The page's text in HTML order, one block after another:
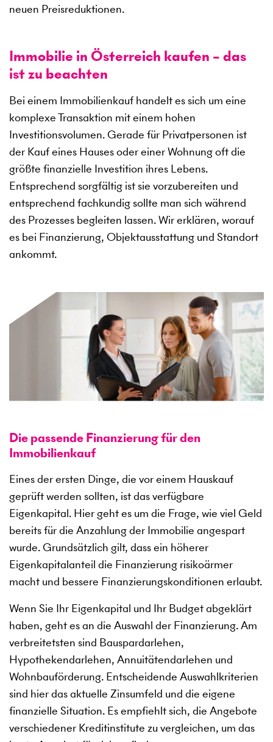
neuen Preisreduktionen.
Immobilie in Österreich kaufen – das
ist zu beachten
Bei einem Immobilienkauf handelt es sich um eine
komplexe Transaktion mit einem hohen
Investitionsvolumen. Gerade für Privatpersonen ist
der Kauf eines Hauses oder einer Wohnung oft die
größte finanzielle Investition ihres Lebens.
Entsprechend sorgfältig ist sie vorzubereiten und
entsprechend fachkundig sollte man sich während
des Prozesses begleiten lassen. Wir erklären, worauf
es bei Finanzierung, Objektausstattung und Standort
ankommt.
Die passende Finanzierung für den
Immobilienkauf
Eines der ersten Dinge, die vor einem Hauskauf
geprüft werden sollten, ist das verfügbare
Eigenkapital. Hier geht es um die Frage, wie viel Geld
bereits für die Anzahlung der Immobilie angespart
wurde. Grundsätzlich gilt, dass ein höherer
Eigenkapitalanteil die Finanzierung risikoärmer
macht und bessere Finanzierungskonditionen erlaubt.
Wenn Sie Ihr Eigenkapital und Ihr Budget abgeklärt
haben, geht es an die Auswahl der Finanzierung. Am
verbreitetsten sind Bauspardarlehen,
Hypothekendarlehen, Annuitätendarlehen und
Wohnbauförderung. Entscheidende Auswahlkriterien
sind hier das aktuelle Zinsumfeld und die eigene
finanzielle Situation. Es empfiehlt sich, die Angebote
verschiedener Kreditinstitute zu vergleichen, um das